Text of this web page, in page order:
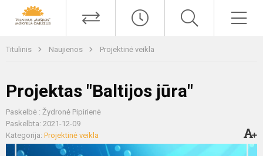
Titulinis Naujienos Projektinė veikla
Projektas "Baltijos jūra"
Paskelbė : Žydronė Pipirienė
Paskelbta: 2021-12-09
Kategorija: Projektinė veikla